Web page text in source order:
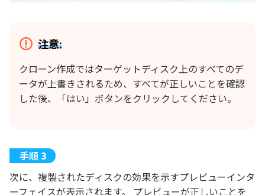
注意:
クローン作成ではターゲットディスク上のすべてのデ
ータが上書きされるため、すべてが正しいことを確認
した後、「はい」ボタンをクリックしてください。
次に、複製されたディスクの効果を示すプレビューインタ
ーフェイスが表示されます。 プレビューが正しいことを